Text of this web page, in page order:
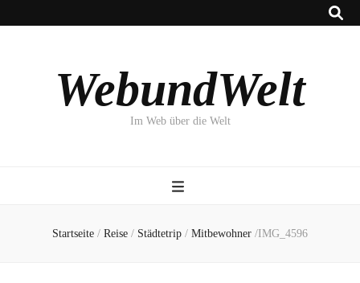
WebundWelt
Im Web über die Welt
Startseite / Reise / Städtetrip / Mitbewohner /IMG_4596